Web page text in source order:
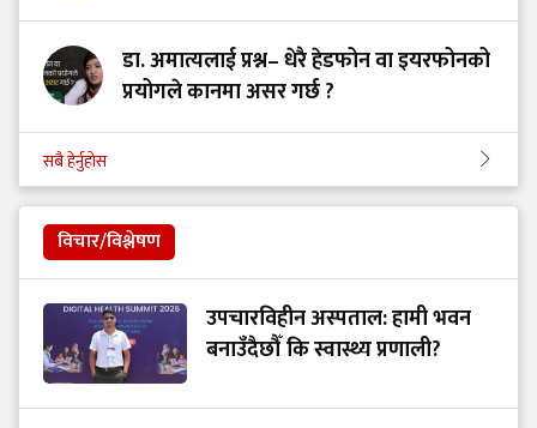
डा. अमात्यलाई प्रश्न– धेरै हेडफोन वा इयरफोनको
प्रयोगले कानमा असर गर्छ ?
सबै हेर्नुहोस
विचार/विश्लेषण
उपचारविहीन अस्पताल: हामी भवन
बनाउँदैछौँ कि स्वास्थ्य प्रणाली?